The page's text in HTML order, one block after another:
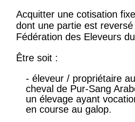
Acquitter une cotisation
dont une partie est
Fédération des Eleveurs
Être soit :
- éleveur / propriétaire
cheval de Pur-Sang
un élevage ayant
en course au galop.